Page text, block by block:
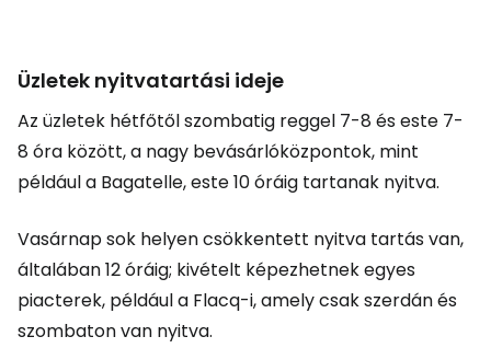
Üzletek nyitvatartási ideje
Az üzletek hétfőtől szombatig reggel 7-8 és este 7-
8 óra között, a nagy bevásárlóközpontok, mint
például a Bagatelle, este 10 óráig tartanak nyitva.
Vasárnap sok helyen csökkentett nyitva tartás van,
általában 12 óráig; kivételt képezhetnek egyes
piacterek, például a Flacq-i, amely csak szerdán és
szombaton van nyitva.